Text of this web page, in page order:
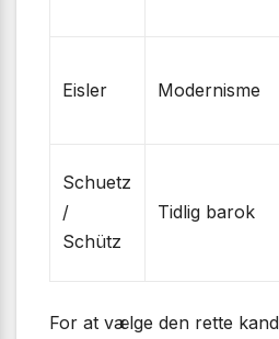
Eisler Modernisme
Schuetz
/
Schütz
Tidlig barok
For at vælge den rette